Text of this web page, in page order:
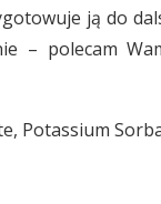
ją do
– polecam
Potassium